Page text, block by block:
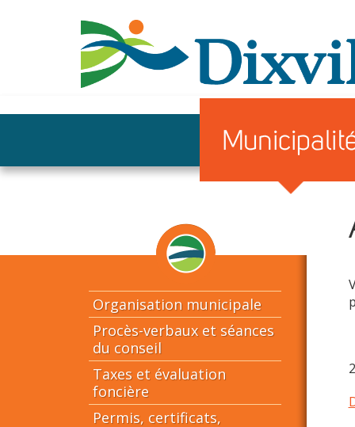
Organisation municipale
Procès-verbaux et séances
du conseil
Taxes et évaluation
foncière
Permis, certificats,